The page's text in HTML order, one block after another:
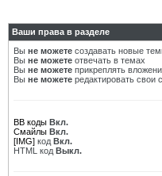
Ваши права в разделе
Вы не можете создавать новые
Вы не можете отвечать в темах
Вы не можете прикреплять
Вы не можете редактировать свои
BB коды Вкл.
Смайлы Вкл.
[IMG] код Вкл.
HTML код Выкл.